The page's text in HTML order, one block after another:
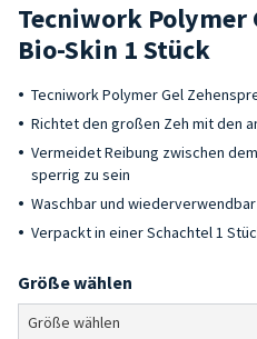
Tecniwork Polymer
Bio-Skin 1 Stück
Tecniwork Polymer Gel
Richtet den großen Zeh mit den
Vermeidet Reibung zwischen
sperrig zu sein
Waschbar und wiederverwendbar
Verpackt in einer Schachtel 1
Größe wählen